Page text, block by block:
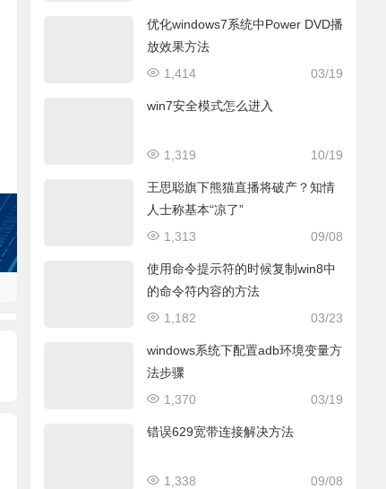
优化windows7系统中Power DVD播
放效果方法
03/19
1,414
win7安全模式怎么进入
10/19
1,319
王思聪旗下熊猫直播将破产？知情
人士称基本“凉了”
09/08
1,313
使用命令提示符的时候复制win8中
的命令符内容的方法
03/23
1,182
windows系统下配置adb环境变量方
法步骤
03/19
1,370
错误629宽带连接解决方法
09/08
1,338